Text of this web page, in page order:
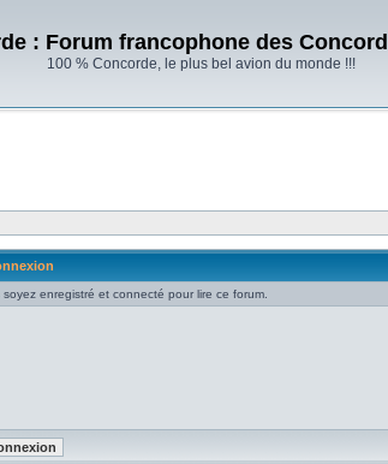
: Forum francophone des
100 % Concorde, le plus bel avion du monde !!!
enregistré et connecté pour lire ce forum.